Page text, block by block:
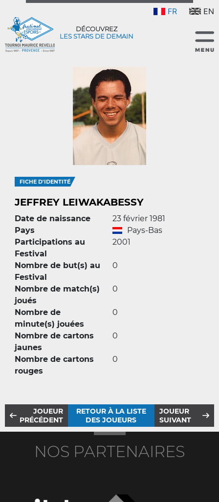
FR EN
DÉCOUVREZ
LES STARS DE DEMAIN
FICHE D'IDENTITÉ
JEFFREY LEIWAKABESSY
Date de naissance
23 février 1981
Pays
Pays-Bas
Participations au
Festival
2001
Nombre de but(s) au
Festival
0
Nombre de match(s)
joués
0
Nombre de
minute(s) jouées
0
Nombre de cartons
jaunes
0
Nombre de cartons
rouges
0
JOUEUR
PRÉCÉDENT
RETOUR À LA LISTE
DES JOUEURS
JOUEUR
SUIVANT
NOS PARTENAIRES